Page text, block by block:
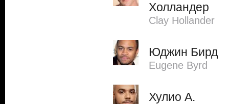
Холландер
Clay Hollander
Юджин Бирд
Eugene Byrd
Хулио А.